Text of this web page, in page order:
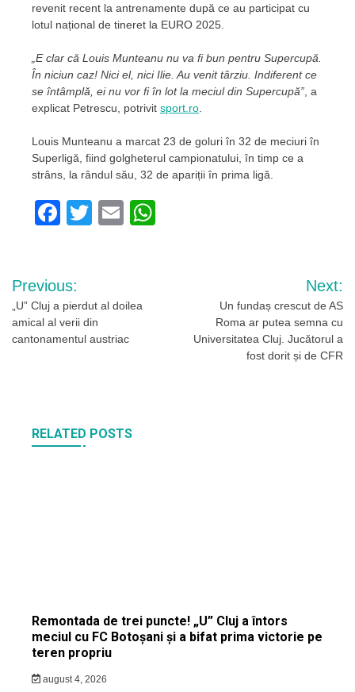
revenit recent la antrenamente după ce au participat cu
lotul național de tineret la EURO 2025.
„E clar că Louis Munteanu nu va fi bun pentru Supercupă.
În niciun caz! Nici el, nici Ilie. Au venit târziu. Indiferent ce
se întâmplă, ei nu vor fi în lot la meciul din Supercupă” , a
explicat Petrescu, potrivit sport.ro
Louis Munteanu a marcat 23 de goluri în 32 de meciuri în
Superligă, fiind golgheterul campionatului, în timp ce a
strâns, la rândul său, 32 de apariții în prima ligă.
Facebook
Twitter
Email
Navigare
în
articole
Previous:
„U” Cluj a pierdut al doilea
amical al verii din
cantonamentul austriac
Next:
Un fundaș crescut de AS
Roma ar putea semna cu
Universitatea Cluj. Jucătorul a
fost dorit și de CFR
RELATED POSTS
Remontada de trei puncte! „U” Cluj a întors
meciul cu FC Botoșani și a bifat prima victorie pe
teren propriu
august 4, 2026